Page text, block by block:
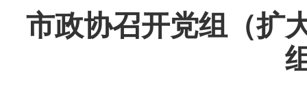
市政协召开党组（扩